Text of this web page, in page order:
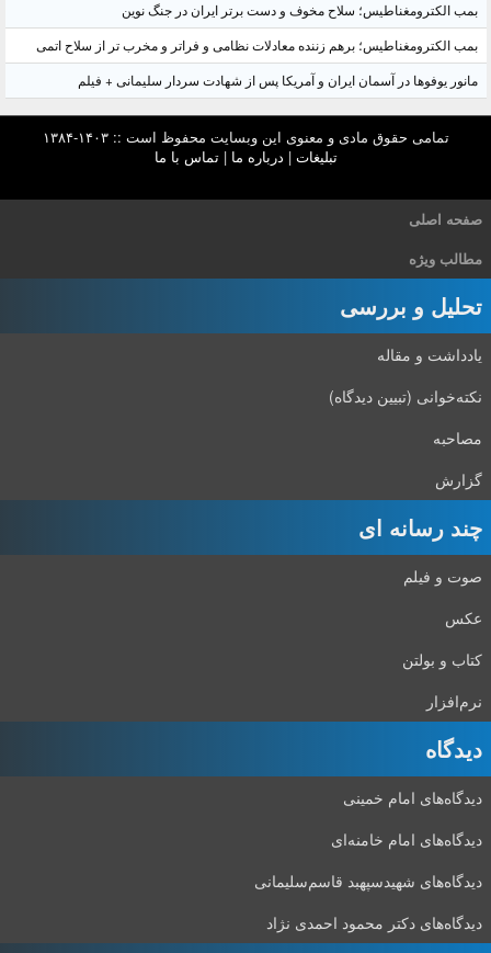
الکترومغناطیس؛ سلاح مخوف و دست برتر ایران در جنگ نوین
الکترومغناطیس؛ برهم زننده معادلات نظامی و فراتر و مخرب تر از سلاح اتمی
یوفوها در آسمان ایران و آمریکا پس از شهادت سردار سلیمانی + فیلم
تمامی حقوق مادی و معنوی این وبسایت محفوظ است :: ۱۴۰۳-۱۳۸۴
تبلیغات|درباره ما |تماس با ما
اصلی
ویژه
و بررسی
و مقاله
(تبیین دیدگاه)
رسانه ای
و فیلم
و بولتن
امام خمینی
امام خامنه‌ای
شهید‌سپهبد قاسم‌سلیمانی
دکتر محمود احمدی نژاد